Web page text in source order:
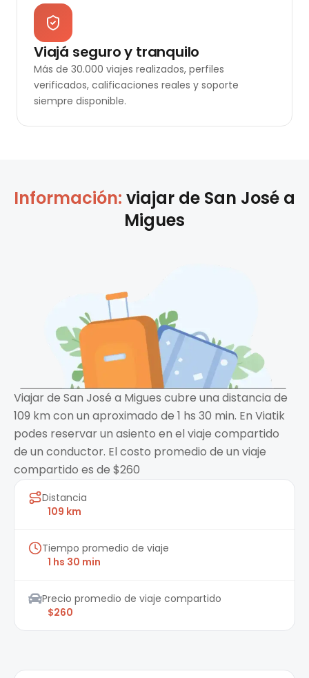
Viajá seguro y tranquilo
Más de 30.000 viajes realizados, perfiles
verificados, calificaciones reales y soporte
siempre disponible.
Información: viajar de San José a
Migues
Viajar de San José a Migues cubre una distancia de
109 km con un aproximado de 1 hs 30 min. En Viatik
podes reservar un asiento en el viaje compartido
de un conductor. El costo promedio de un viaje
compartido es de $260
Distancia
109 km
Tiempo promedio de viaje
1 hs 30 min
Precio promedio de viaje compartido
$260